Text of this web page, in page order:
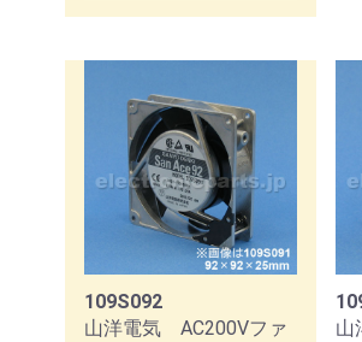
109S092
山洋電気 AC200Vファ
山